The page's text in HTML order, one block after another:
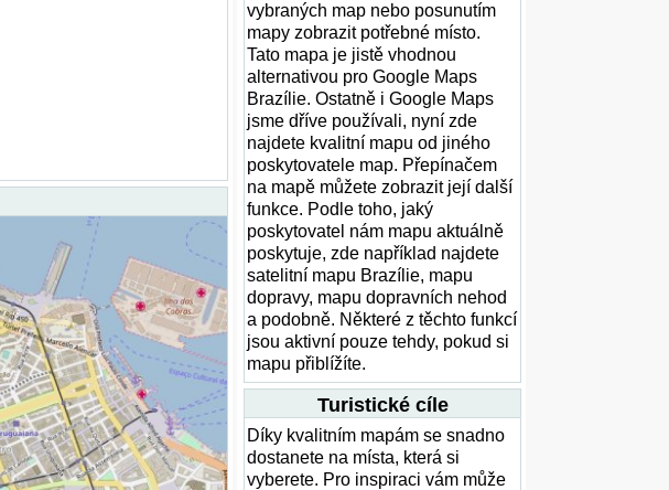
vybraných map nebo posunutím
mapy zobrazit potřebné místo.
Tato mapa je jistě vhodnou
alternativou pro Google Maps
Brazílie. Ostatně i Google Maps
jsme dříve používali, nyní zde
najdete kvalitní mapu od jiného
poskytovatele map. Přepínačem
na mapě můžete zobrazit její další
funkce. Podle toho, jaký
poskytovatel nám mapu aktuálně
poskytuje, zde například najdete
satelitní mapu Brazílie, mapu
dopravy, mapu dopravních nehod
a podobně. Některé z těchto funkcí
jsou aktivní pouze tehdy, pokud si
mapu přiblížíte.
Turistické cíle
Díky kvalitním mapám se snadno
dostanete na místa, která si
vyberete. Pro inspiraci vám může